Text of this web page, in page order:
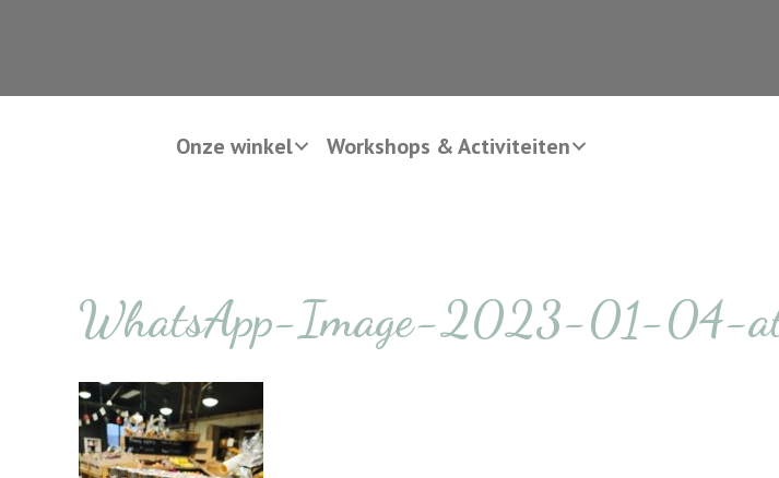
Onze winkel Workshops & Activiteiten
WhatsApp-Image-2023-01-04-